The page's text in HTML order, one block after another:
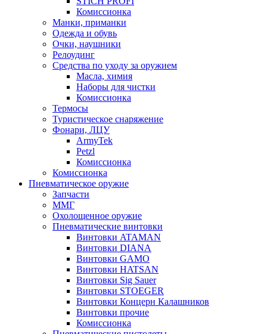
Комиссионка
Манки, приманки
Одежда и обувь
Очки, наушники
Релоудинг
Средства по уходу за оружием
Масла, химия
Наборы для чистки
Комиссионка
Термосы
Туристическое снаряжение
Фонари, ЛЦУ
ArmyTek
Petzl
Комиссионка
Комиссионка
Пневматическое оружие
Запчасти
ММГ
Охолощенное оружие
Пневматические винтовки
Винтовки ATAMAN
Винтовки DIANA
Винтовки GAMO
Винтовки HATSAN
Винтовки Sig Sauer
Винтовки STOEGER
Винтовки Концерн Калашников
Винтовки прочие
Комиссионка